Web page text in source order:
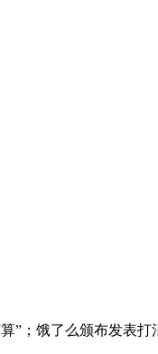
饿了么颁布发表打